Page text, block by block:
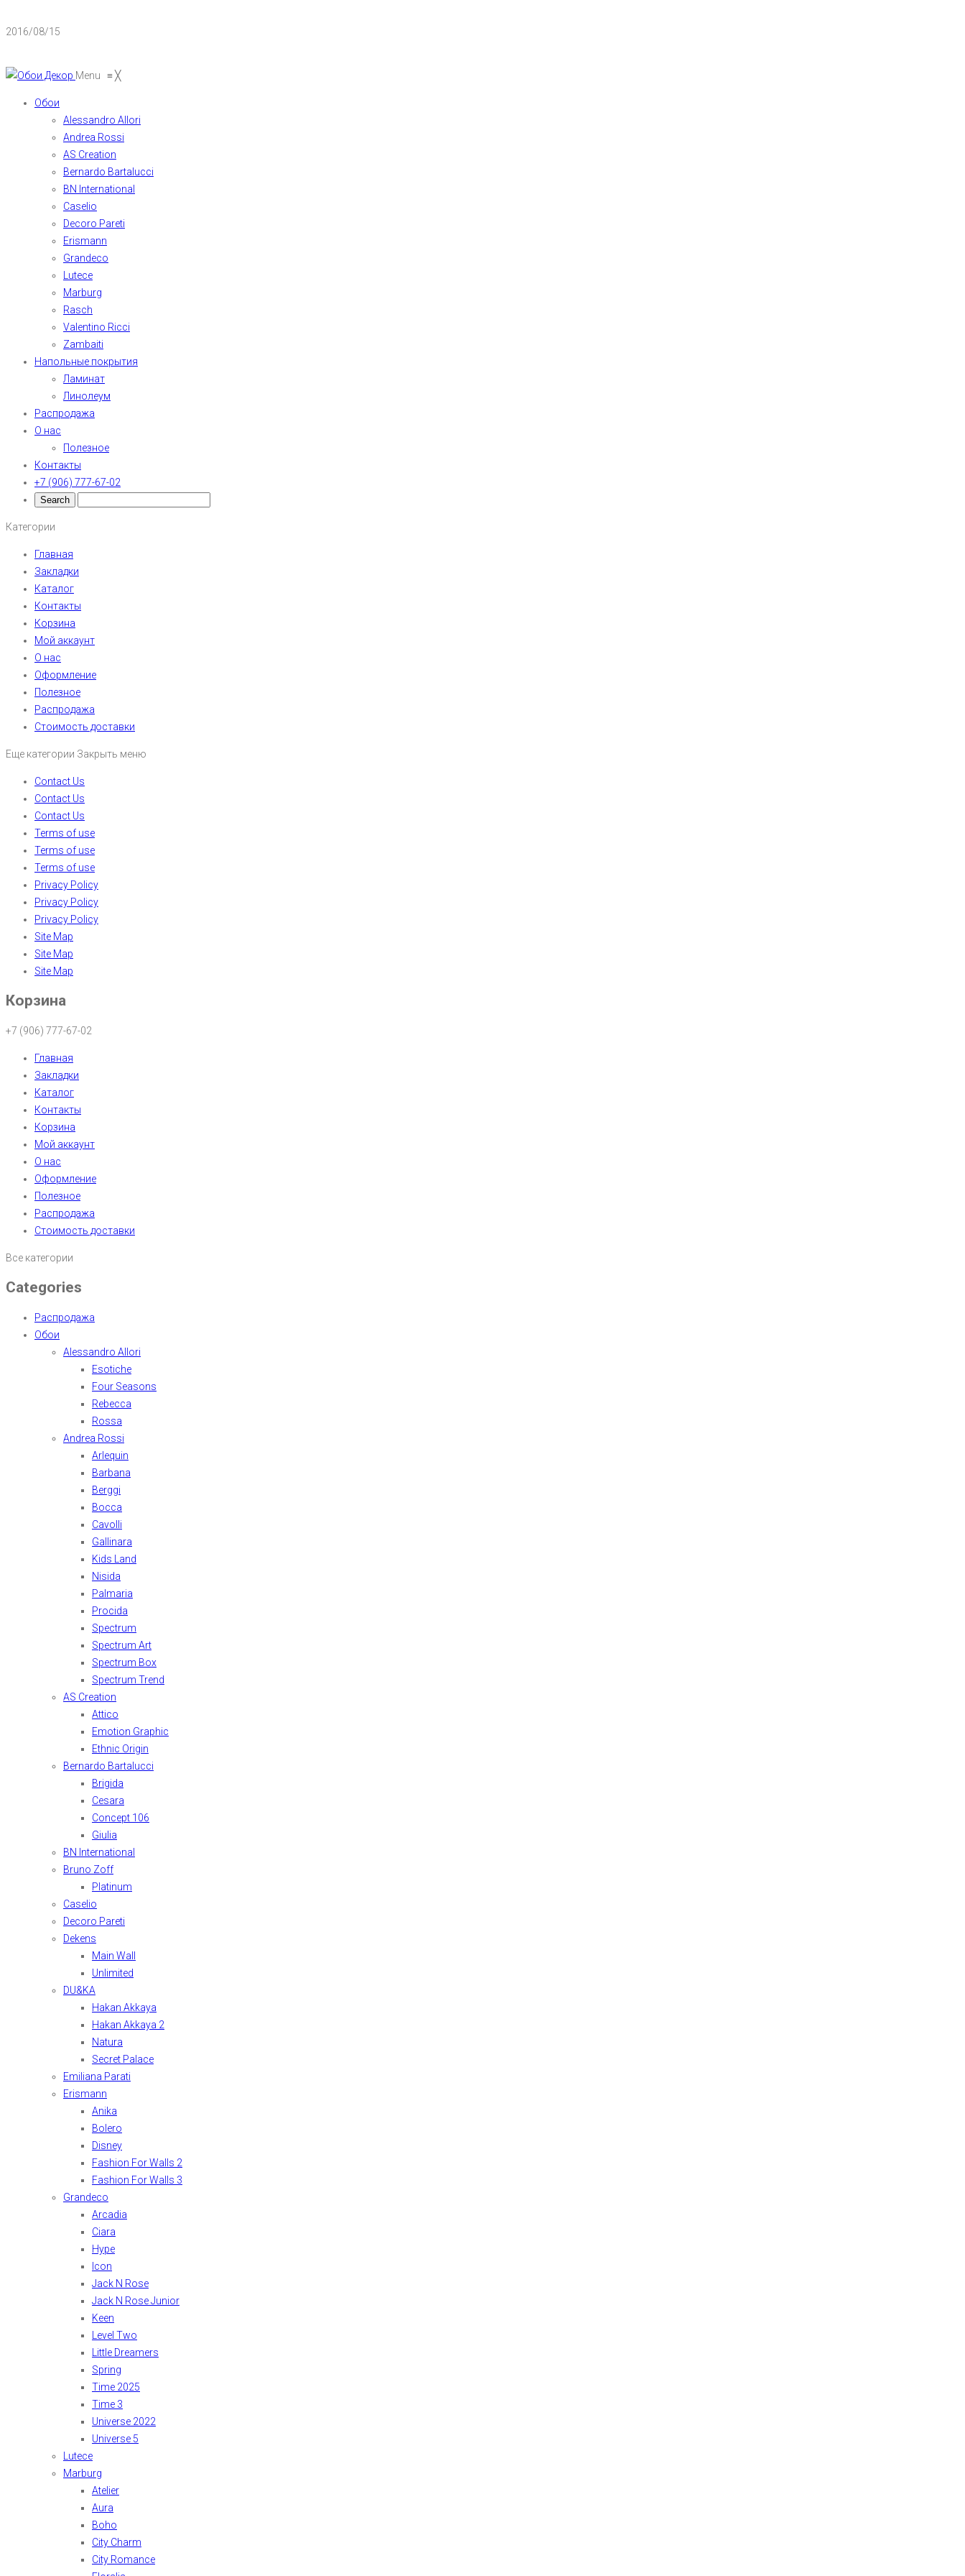
2016/08/15
Menu ≡╳
Обои
Alessandro Allori
Andrea Rossi
AS Creation
Bernardo Bartalucci
BN International
Caselio
Decoro Pareti
Erismann
Grandeco
Lutece
Marburg
Rasch
Valentino Ricci
Zambaiti
Напольные покрытия
Ламинат
Линолеум
Распродажа
О нас
Полезное
Контакты
+7 (906) 777-67-02
Категории
Главная
Закладки
Каталог
Контакты
Корзина
Мой аккаунт
О нас
Оформление
Полезное
Распродажа
Стоимость доставки
Еще категории Закрыть меню
Contact Us
Contact Us
Contact Us
Terms of use
Terms of use
Terms of use
Privacy Policy
Privacy Policy
Privacy Policy
Site Map
Site Map
Site Map
Корзина
+7 (906) 777-67-02
Главная
Закладки
Каталог
Контакты
Корзина
Мой аккаунт
О нас
Оформление
Полезное
Распродажа
Стоимость доставки
Все категории
Categories
Распродажа
Обои
Alessandro Allori
Esotiche
Four Seasons
Rebecca
Rossa
Andrea Rossi
Arlequin
Barbana
Berggi
Bocca
Cavolli
Gallinara
Kids Land
Nisida
Palmaria
Procida
Spectrum
Spectrum Art
Spectrum Box
Spectrum Trend
AS Creation
Attico
Emotion Graphic
Ethnic Origin
Bernardo Bartalucci
Brigida
Cesara
Concept 106
Giulia
BN International
Bruno Zoff
Platinum
Caselio
Decoro Pareti
Dekens
Main Wall
Unlimited
DU&KA
Hakan Akkaya
Hakan Akkaya 2
Natura
Secret Palace
Emiliana Parati
Erismann
Anika
Bolero
Disney
Fashion For Walls 2
Fashion For Walls 3
Grandeco
Arcadia
Ciara
Hype
Icon
Jack N Rose
Jack N Rose Junior
Keen
Level Two
Little Dreamers
Spring
Time 2025
Time 3
Universe 2022
Universe 5
Lutece
Marburg
Atelier
Aura
Boho
City Charm
City Romance